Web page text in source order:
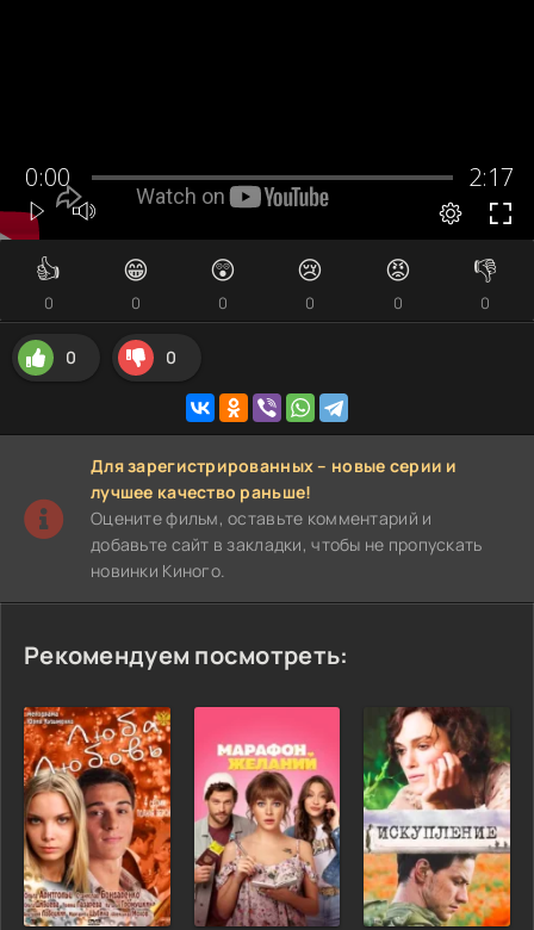
👍
0
😁
0
😲
0
😢
0
😡
0
👎
0
0 0
Для зарегистрированных – новые серии и
лучшее качество раньше!
Оцените фильм, оставьте комментарий и
добавьте сайт в закладки, чтобы не пропускать
новинки Киного.
Рекомендуем посмотреть: